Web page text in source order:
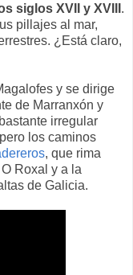
siglos XVII y XVIII .
pillajes al mar,
¿Está claro,
y se dirige
de Marranxón y
irregular
los caminos
, que rima
Roxal y a la
de Galicia.